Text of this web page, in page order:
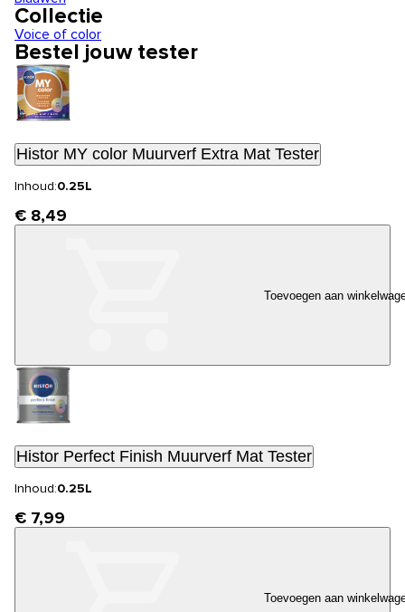
Collectie
Voice of color
Bestel jouw tester
Histor MY color Muurverf Extra Mat Tester
Inhoud:0.25L
€ 8,49
Toevoegen aan
Histor Perfect Finish Muurverf Mat Tester
Inhoud:0.25L
€ 7,99
Toevoegen aan